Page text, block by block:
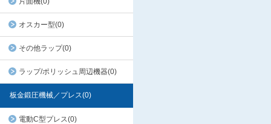
オスカー型(0)
その他ラップ(0)
ラップ/ポリッシュ周辺機器(0)
板金鍛圧機械／プレス(0)
電動C型プレス(0)